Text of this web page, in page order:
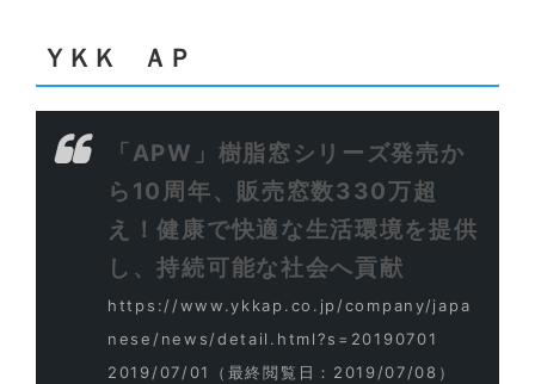
ＹＫＫ ＡＰ
「APW」樹脂窓シリーズ発売か
ら10周年、販売窓数330万超
え！健康で快適な生活環境を提供
し、持続可能な社会へ貢献
https://www.ykkap.co.jp/company/japa
nese/news/detail.html?s=20190701
2019/07/01
（最終閲覧日：2019/07/08）